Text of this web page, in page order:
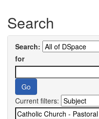
Search
Search:
for
Current filters: